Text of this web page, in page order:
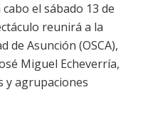
el sábado 13 de
reunirá a la
de Asunción (OSCA),
Miguel Echeverría,
y agrupaciones